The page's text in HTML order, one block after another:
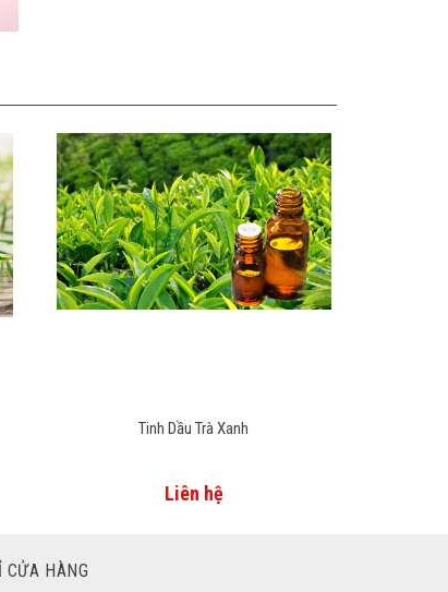
Tinh Dầu Trà Xanh
Liên hệ
HÀNG